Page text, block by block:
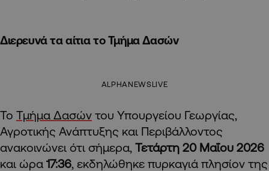
Διερευνά τα αίτια το Τμήμα Δασών
ALPHANEWSLIVE
Το Τμήμα Δασών του Υπουργείου Γεωργίας,
Αγροτικής Ανάπτυξης και Περιβάλλοντος
ανακοινώνει ότι σήμερα, Τετάρτη 20 Μαΐου 2026
και ώρα 17:36, εκδηλώθηκε πυρκαγιά πλησίον της